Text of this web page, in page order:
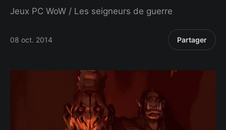
Jeux PC WoW / Les seigneurs de guerre
08 oct. 2014 Partager